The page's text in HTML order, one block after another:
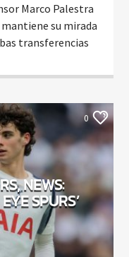
Marco Palestra
su mirada
transferencias
0
NEWS:
SPURS’